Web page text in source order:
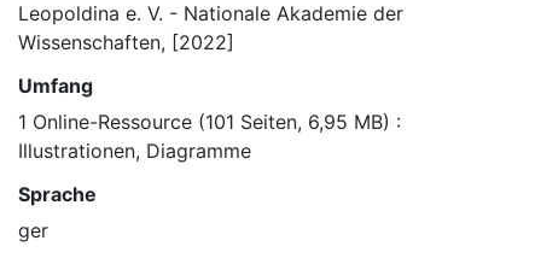
Leopoldina e. V. - Nationale Akademie der
Wissenschaften, [2022]
Umfang
1 Online-Ressource (101 Seiten, 6,95 MB) :
Illustrationen, Diagramme
Sprache
ger